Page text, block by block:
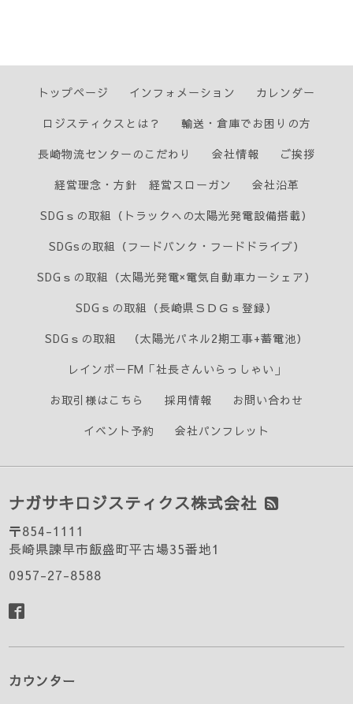
トップページ インフォメーション
カレンダー
ロジスティクスとは？
輸送・倉庫でお困りの方
長崎物流センターのこだわり
会社情報
ご挨拶
経営理念・方針 経営スローガン
会社沿革
SDGｓの取組（トラックへの太陽光発電設備搭載）
SDGsの取組（フードバンク・フードドライブ）
SDGｓの取組（太陽光発電×電気自動車カーシェア）
SDGｓの取組（長崎県ＳＤＧｓ登録）
SDGｓの取組 （太陽光パネル2期工事+蓄電池）
レインボーFM「社長さんいらっしゃい」
お取引様はこちら
採用情報
お問い合わせ
イベント予約
会社パンフレット
ナガサキロジスティクス株式会社
〒854-1111
長崎県諫早市飯盛町平古場35番地1
0957-27-8588
カウンター